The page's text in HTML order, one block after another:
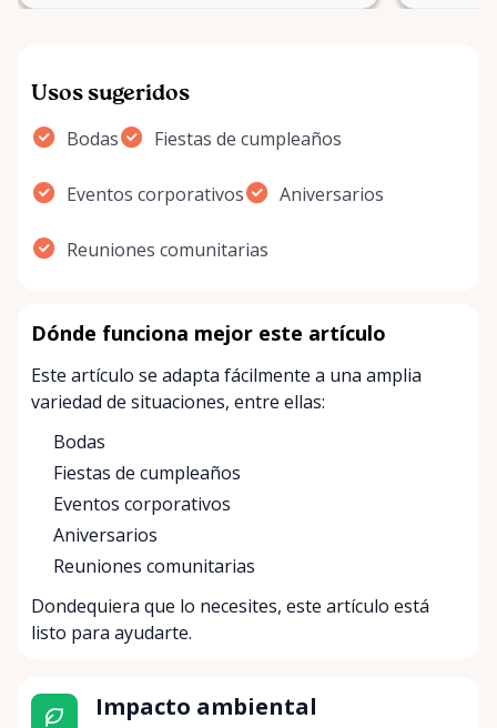
Usos sugeridos
Bodas Fiestas de cumpleaños
Eventos corporativos Aniversarios
Reuniones comunitarias
Dónde funciona mejor este artículo
Este artículo se adapta fácilmente a una amplia
variedad de situaciones, entre ellas:
Bodas
Fiestas de cumpleaños
Eventos corporativos
Aniversarios
Reuniones comunitarias
Dondequiera que lo necesites, este artículo está
listo para ayudarte.
Impacto ambiental